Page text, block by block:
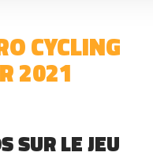
CYCLING
2021
SUR LE JEU